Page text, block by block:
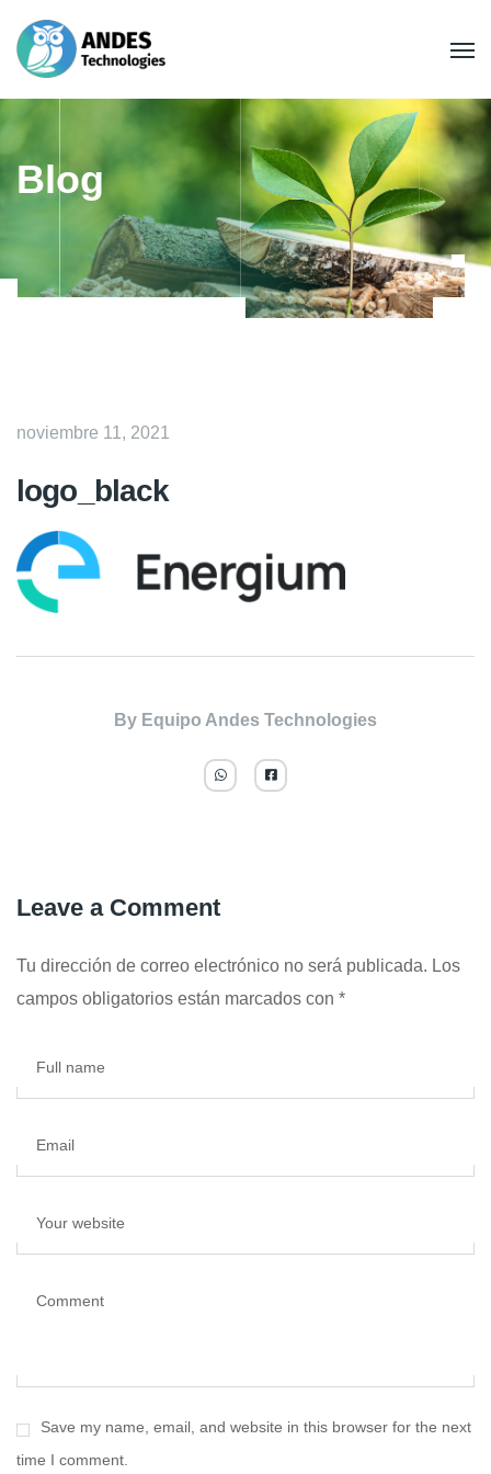
Blog
noviembre 11, 2021
logo_black
By Equipo Andes Technologies
Leave a Comment
Tu dirección de correo electrónico no será publicada. Los
campos obligatorios están marcados con *
Full name
Email
Your website
Comment
Save my name, email, and website in this browser for the next
time I comment.